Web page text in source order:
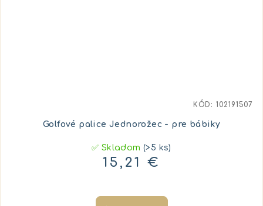
Golfové palice Jednorožec - pre bábiky
✅ Skladom(>5 ks)
15,21 €
KÓD: 102191507